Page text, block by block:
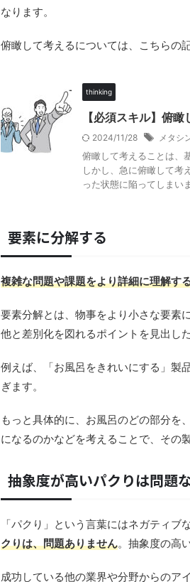
なります。
俯瞰して考えるについては、こちらの
thinking
【必須スキル】俯
2024/11/28 メタシ
俯瞰して考えることは、
しかし、急に俯瞰して考
った状態に陥ってしまい
要素に分解する
複雑な問題や課題をより詳細に理解す
要素分解とは、物事をより小さな要素
他と差別化を図れるポイントを見出し
例えば、「お風呂をきれいにする」製
ぎます。
もっと具体的に、お風呂のどの部分を
になるのかなどを考えることで、その
抽象度が高いパクりは問題
「パクり」という言葉にはネガティブ
クりは、問題ありません。抽象度の高
成功している他の業界や分野からのア